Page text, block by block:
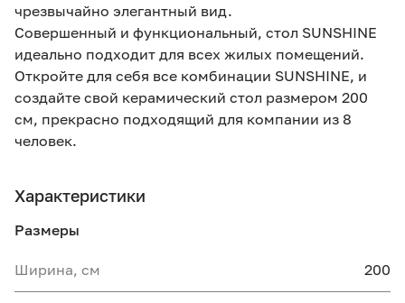
чрезвычайно элегантный вид.
Совершенный и функциональный, стол SUNSHINE
идеально подходит для всех жилых помещений.
Откройте для себя все комбинации SUNSHINE, и
создайте свой керамический стол размером 200
см, прекрасно подходящий для компании из 8
человек.
Характеристики
Размеры
Ширина, см 200